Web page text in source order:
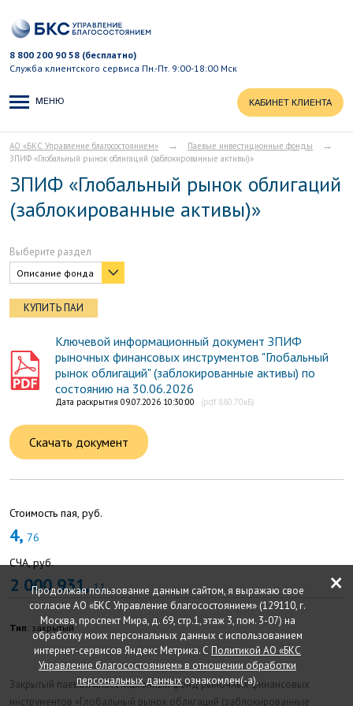
Продолжая пользование данным сайтом, я выражаю свое
согласие АО «БКС Управление благосостоянием» (129110, г.
Москва, проспект Мира, д. 69, стр.1, этаж 3, пом. 3-07) на
обработку моих персональных данных с использованием
интернет-сервисов Яндекс Метрика. С Политикой АО «БКС
Управление благосостоянием» в отношении обработки
персональных данныхознакомлен(-а).
×
8 800 200 90 58 (бесплатно)
Служба клиентского сервиса Пн.-Пт. 9:00-18:00 Мск
КАБИНЕТ КЛИЕНТА
МЕНЮ
АО «БКС Управление благосостоянием» → Паевые инвестиционные фонды →
ЗПИФ «Глобальный рынок облигаций (заблокированные активы)»
ЗПИФ «Глобальный рынок облигаций
(заблокированные активы)»
Выберите раздел
Описание фонда
КУПИТЬ ПАИ
Ключевой информационный документ ЗПИФ
рыночных финансовых инструментов "Глобальный
рынок облигаций" (заблокированные активы) по
состоянию на 30.06.2026
Дата раскрытия 09.07.2026 10:30:00 (pdf 880.70кБ)
Скачать документ
Стоимость пая, руб.
4, 76
СЧА, руб.
2 000 931,11
Тип: закрытый
Закрытый паевой инвестиционный фонд рыночных финансовых
инструментов «Глобальный рынок облигаций (заблокированные